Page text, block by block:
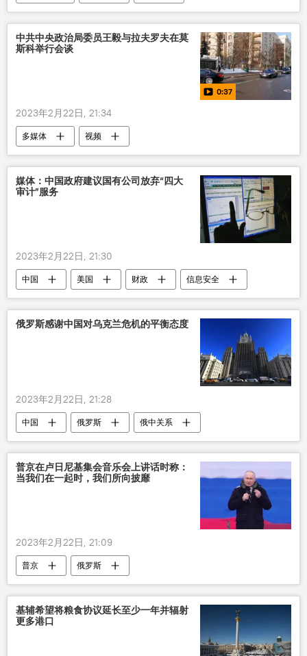
中共中央政治局委员王毅与拉夫罗夫在莫
斯科举行会谈
0:37
2023年2月22日, 21:34
多媒体 视频
媒体：中国政府建议国有公司放弃“四大
审计”服务
2023年2月22日, 21:30
中国 美国 财政 信息安全
俄罗斯感谢中国对乌克兰危机的平衡态度
2023年2月22日, 21:28
中国 俄罗斯
俄中关系
合作
普京在卢日尼基集会音乐会上讲话时称：
当我们在一起时，我们所向披靡
2023年2月22日, 21:09
普京 俄罗斯
基辅希望将粮食协议延长至少一年并辐射
更多港口